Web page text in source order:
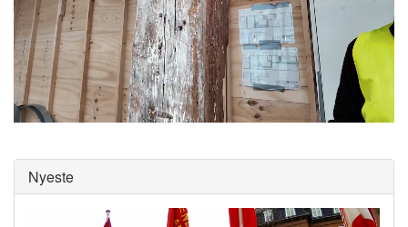
0
seconds
Nyeste